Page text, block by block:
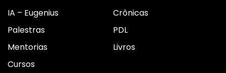
IA – Eugenius
Crônicas
Palestras
PDL
Mentorias
Livros
Cursos